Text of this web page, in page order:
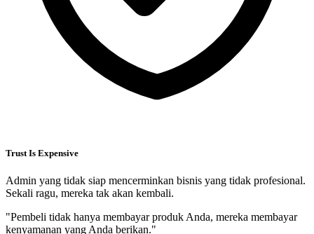
Trust Is Expensive
Admin yang tidak siap mencerminkan bisnis yang tidak profesional.
Sekali ragu, mereka tak akan kembali.
"Pembeli tidak hanya membayar produk Anda, mereka membayar
kenyamanan yang Anda berikan."